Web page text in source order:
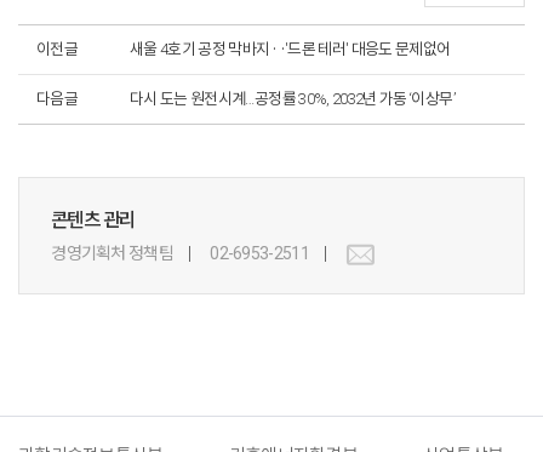
이전글 새울 4호기 공정 막바지‥'드론 테러' 대응도 문제없어
다음글 다시 도는 원전시계…공정률 30%, 2032년 가동 ‘이상무’
콘텐츠 관리
경영기획처 정책팀 02-6953-2511